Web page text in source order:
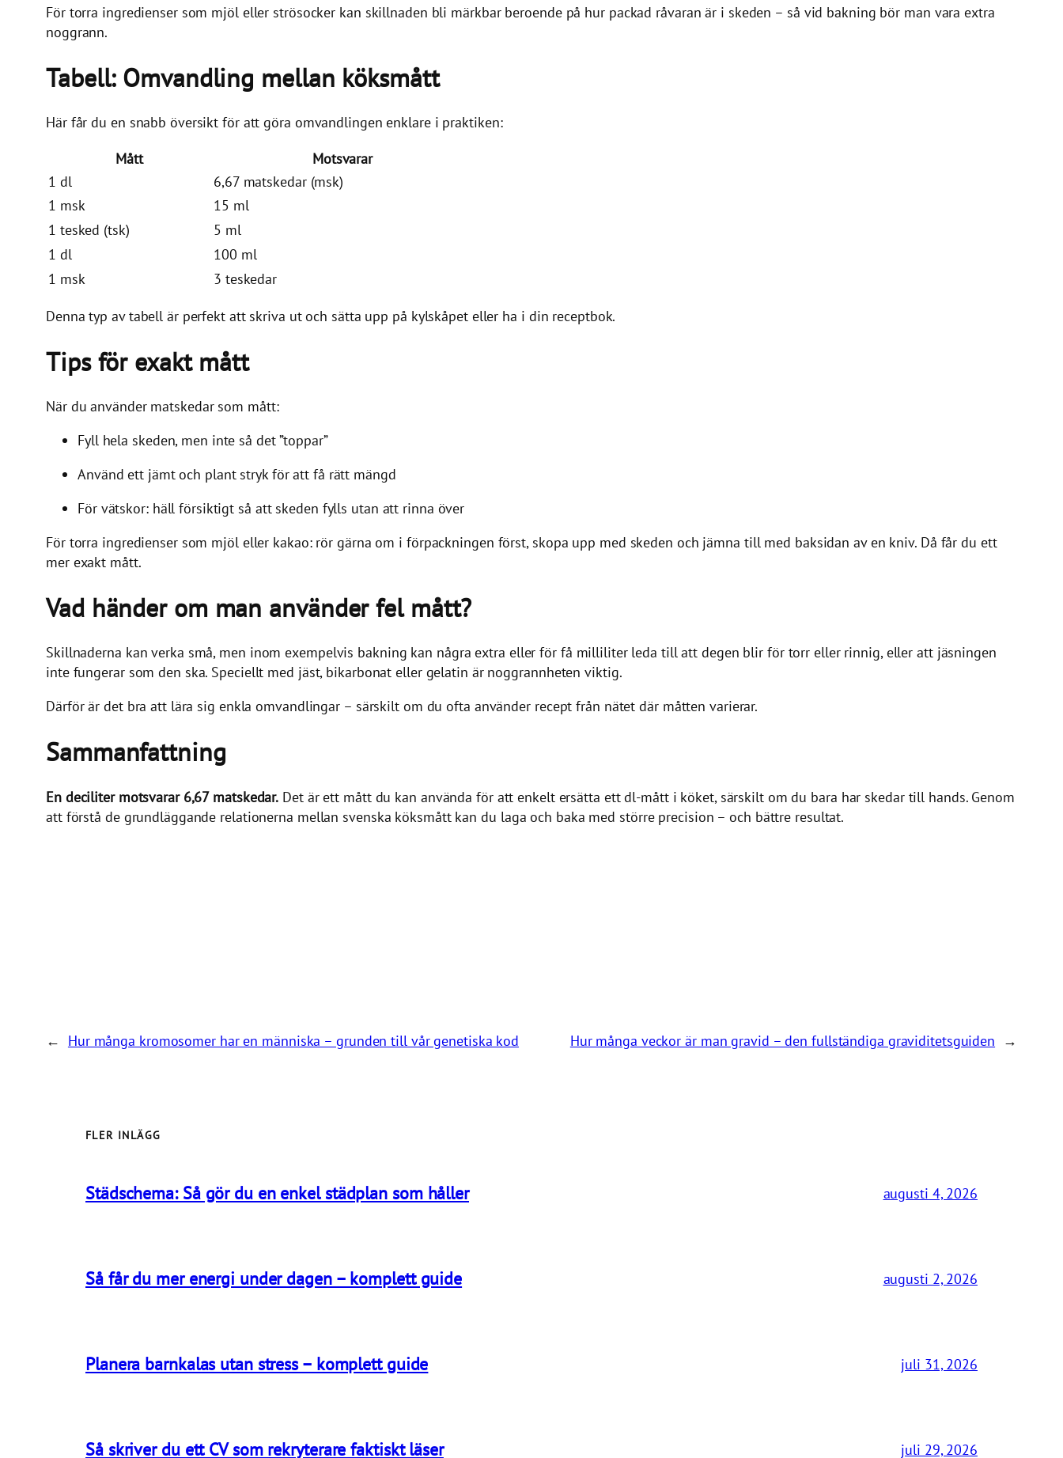
För torra ingredienser som mjöl eller strösocker kan skillnaden bli märkbar beroende på hur packad råvaran är i skeden – så vid bakning bör man vara extra
noggrann.
Tabell: Omvandling mellan köksmått
Här får du en snabb översikt för att göra omvandlingen enklare i praktiken:
Mått
Motsvarar
1 dl
6,67 matskedar (msk)
1 msk
15 ml
1 tesked (tsk)
5 ml
1 dl
100 ml
1 msk
3 teskedar
Denna typ av tabell är perfekt att skriva ut och sätta upp på kylskåpet eller ha i din receptbok.
Tips för exakt mått
När du använder matskedar som mått:
Fyll hela skeden, men inte så det ”toppar”
Använd ett jämt och plant stryk för att få rätt mängd
För vätskor: häll försiktigt så att skeden fylls utan att rinna över
För torra ingredienser som mjöl eller kakao: rör gärna om i förpackningen först, skopa upp med skeden och jämna till med baksidan av en kniv. Då får du ett
mer exakt mått.
Vad händer om man använder fel mått?
Skillnaderna kan verka små, men inom exempelvis bakning kan några extra eller för få milliliter leda till att degen blir för torr eller rinnig, eller att jäsningen
inte fungerar som den ska. Speciellt med jäst, bikarbonat eller gelatin är noggrannheten viktig.
Därför är det bra att lära sig enkla omvandlingar – särskilt om du ofta använder recept från nätet där måtten varierar.
Sammanfattning
En deciliter motsvarar 6,67 matskedar. Det är ett mått du kan använda för att enkelt ersätta ett dl-mått i köket, särskilt om du bara har skedar till hands. Genom
att förstå de grundläggande relationerna mellan svenska köksmått kan du laga och baka med större precision – och bättre resultat.
← Hur många kromosomer har en människa – grunden till vår genetiska kod Hur många veckor är man gravid – den fullständiga graviditetsguiden →
FLER INLÄGG
Städschema: Så gör du en enkel städplan som håller augusti 4, 2026
Så får du mer energi under dagen – komplett guide augusti 2, 2026
Planera barnkalas utan stress – komplett guide juli 31, 2026
Så skriver du ett CV som rekryterare faktiskt läser juli 29, 2026